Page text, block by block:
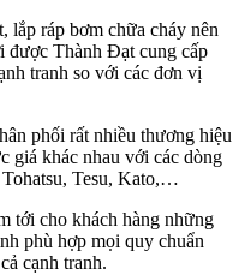
lắp ráp bơm chữa cháy nên
được Thành Đạt cung cấp
tranh so với các đơn vị
phối rất nhiều thương hiệu
giá khác nhau với các dòng
Tohatsu, Tesu, Kato,…
tới cho khách hàng những
phù hợp mọi quy chuẩn
cạnh tranh.